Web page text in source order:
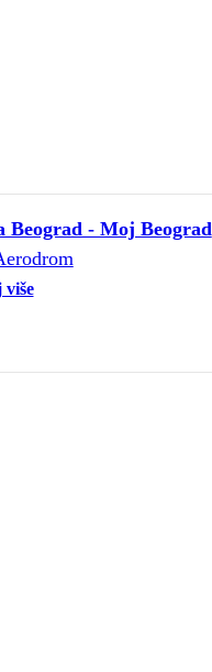
Beograd - Moj Beograd
više